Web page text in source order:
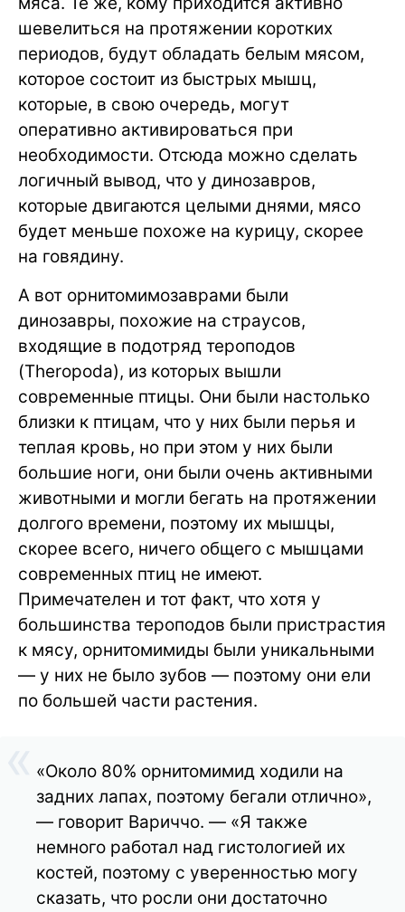
шевелиться на протяжении коротких
периодов, будут обладать белым мясом,
которое состоит из быстрых мышц,
которые, в свою очередь, могут
оперативно активироваться при
необходимости. Отсюда можно сделать
логичный вывод, что у динозавров,
которые двигаются целыми днями, мясо
будет меньше похоже на курицу, скорее
на говядину.
А вот орнитомимозаврами были
динозавры, похожие на страусов,
входящие в подотряд тероподов
(Theropoda), из которых вышли
современные птицы. Они были настолько
близки к птицам, что у них были перья и
теплая кровь, но при этом у них были
большие ноги, они были очень активными
животными и могли бегать на протяжении
долгого времени, поэтому их мышцы,
скорее всего, ничего общего с мышцами
современных птиц не имеют.
Примечателен и тот факт, что хотя у
большинства тероподов были пристрастия
к мясу, орнитомимиды были уникальными
— у них не было зубов — поэтому они ели
по большей части растения.
«Около 80% орнитомимид ходили на
задних лапах, поэтому бегали отлично»,
— говорит Вариччо. — «Я также
немного работал над гистологией их
костей, поэтому с уверенностью могу
сказать, что росли они достаточно